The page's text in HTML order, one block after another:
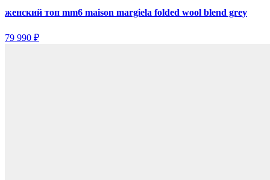
женский топ mm6 maison margiela folded wool blend grey
79 990 ₽